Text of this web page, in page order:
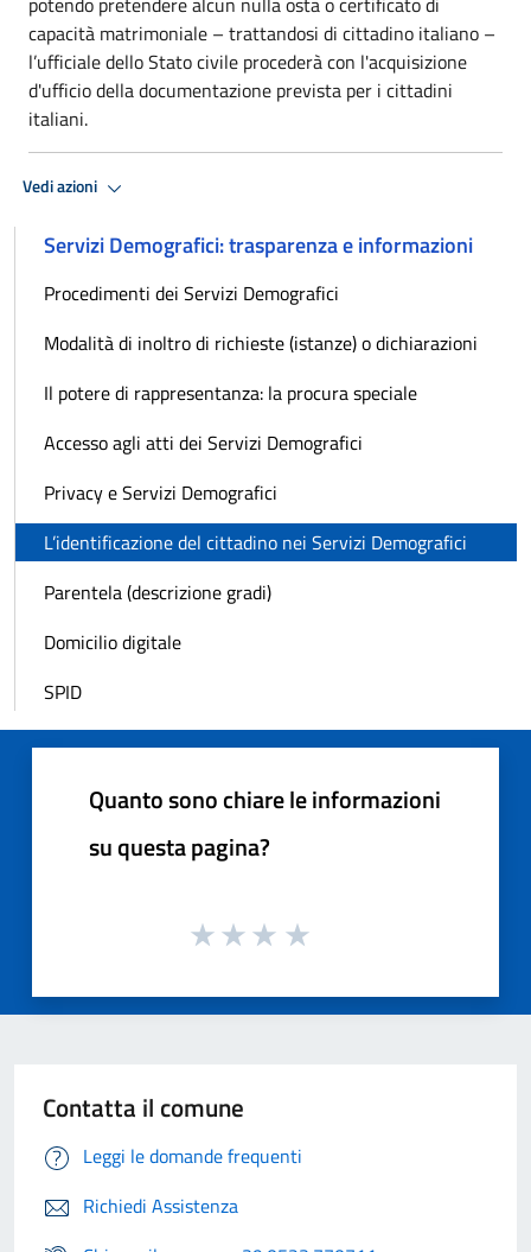
capacità matrimoniale – trattandosi di cittadino italiano –
l’ufficiale dello Stato civile procederà con l'acquisizione
d'ufficio della documentazione prevista per i cittadini
italiani.
Vedi azioni
Servizi Demografici: trasparenza e informazioni
Procedimenti dei Servizi Demografici
Modalità di inoltro di richieste (istanze) o dichiarazioni
Il potere di rappresentanza: la procura speciale
Accesso agli atti dei Servizi Demografici
Privacy e Servizi Demografici
L’identificazione del cittadino nei Servizi Demografici
Parentela (descrizione gradi)
Domicilio digitale
SPID
Quanto sono chiare le informazioni
su questa pagina?
Contatta il comune
Leggi le domande frequenti
Richiedi Assistenza